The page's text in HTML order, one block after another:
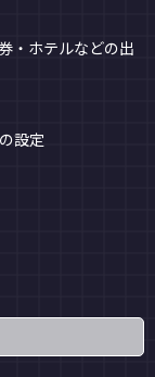
・ホテルなどの出
設定